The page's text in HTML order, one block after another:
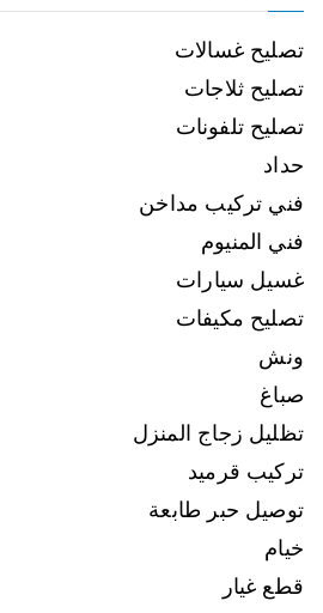
تصليح غسالات
تصليح ثلاجات
تصليح تلفونات
حداد
فني تركيب مداخن
فني المنيوم
غسيل سيارات
تصليح مكيفات
ونش
صباغ
تظليل زجاج المنزل
تركيب قرميد
توصيل حبر طابعة
خيام
قطع غيار